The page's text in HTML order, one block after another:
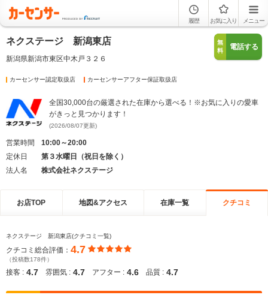
履歴 お気に入り メニュー
ネクステージ 新潟東店
新潟県新潟市東区中木戸３２６
無
料
電話する
カーセンサー認定取扱店 カーセンサーアフター保証取扱店
全国30,000台の厳選された在庫から選べる！※お気に入りの愛車
がきっと見つかります！
(2026/08/07更新)
営業時間
10:00～20:00
定休日
第３水曜日（祝日を除く）
法人名
株式会社ネクステージ
お店TOP 地図&アクセス 在庫一覧 クチコミ
ネクステージ 新潟東店(クチコミ一覧)
クチコミ総合評価： 4.7
（投稿数178件）
接客 : 4.7 雰囲気 : 4.7 アフター : 4.6 品質 : 4.7